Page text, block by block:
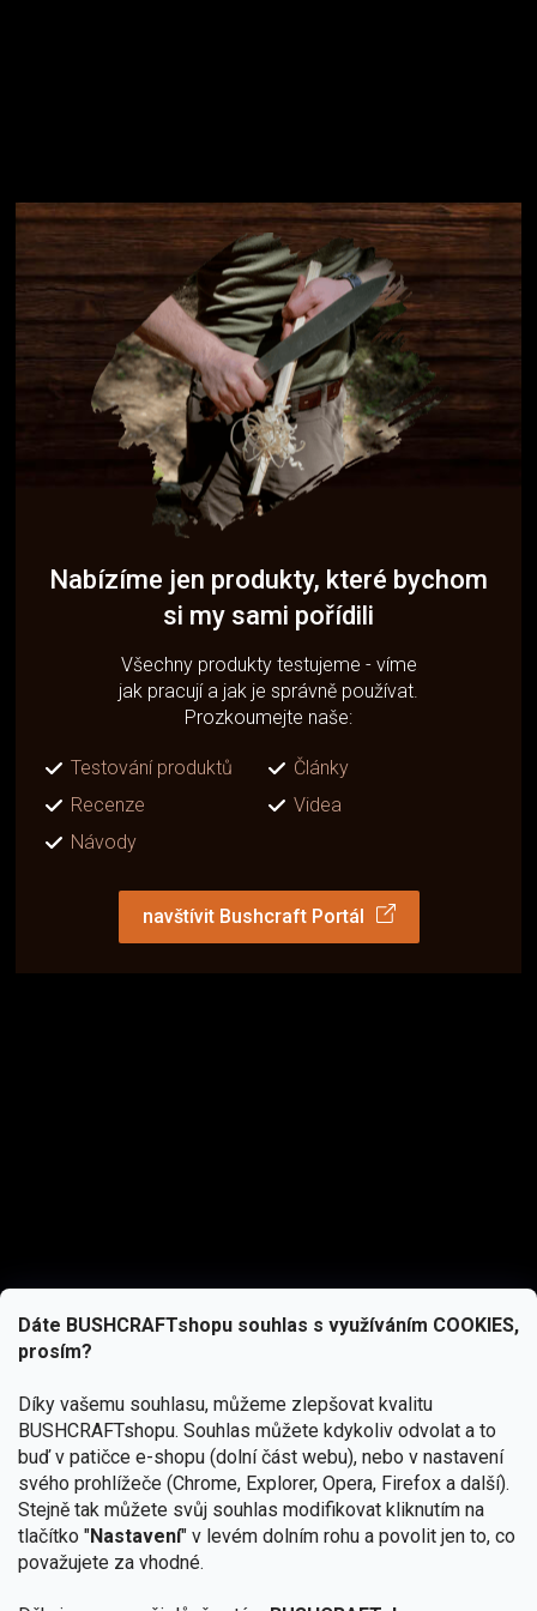
Dáte BUSHCRAFTshopu souhlas s využíváním COOKIES,
prosím?
Díky vašemu souhlasu, můžeme zlepšovat kvalitu
BUSHCRAFTshopu. Souhlas můžete kdykoliv odvolat a to
buď v patičce e-shopu (dolní část webu), nebo v nastavení
svého prohlížeče (Chrome, Explorer, Opera, Firefox a další).
Stejně tak můžete svůj souhlas modifikovat kliknutím na
tlačítko "Nastavení" v levém dolním rohu a povolit jen to, co
považujete za vhodné.
Nabízíme jen produkty, které bychom
si my sami pořídili
Všechny produkty testujeme - víme
jak pracují a jak je správně používat.
Prozkoumejte naše:
Testování produktů
Články
Recenze
Videa
Návody
navštívit Bushcraft Portál